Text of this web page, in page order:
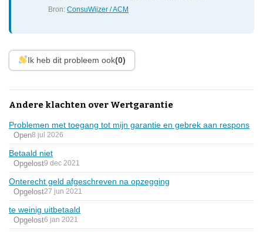
Bron:ConsuWijzer / ACM
Ik heb dit probleem ook(0)
Andere klachten over Wertgarantie
Problemen met toegang tot mijn garantie en gebrek aan respons
Open8 jul 2026
Betaald niet
Opgelost9 dec 2021
Onterecht geld afgeschreven na opzegging
Opgelost27 jun 2021
te weinig uitbetaald
Opgelost6 jan 2021